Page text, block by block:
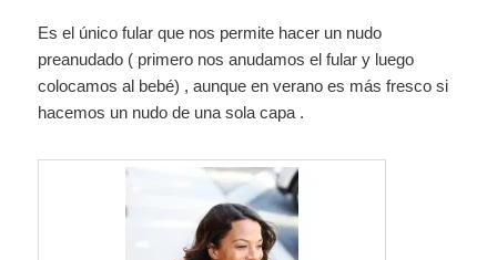
Es el único fular que nos permite hacer un nudo
preanudado ( primero nos anudamos el fular y luego
colocamos al bebé) , aunque en verano es más fresco si
hacemos un nudo de una sola capa .